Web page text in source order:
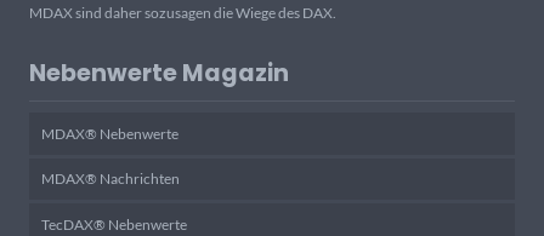
MDAX sind daher sozusagen die Wiege des DAX.
Nebenwerte Magazin
MDAX® Nebenwerte
MDAX® Nachrichten
TecDAX® Nebenwerte